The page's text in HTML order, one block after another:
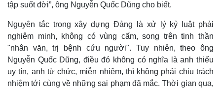
tập suốt đời”, ông Nguyễn Quốc Dũng cho biết.
Nguyên tắc trong xây dựng Đảng là xử lý kỷ luật phải
nghiêm minh, không có vùng cấm, song trên tinh thần
"nhân văn, trị bệnh cứu người". Tuy nhiên, theo ông
Nguyễn Quốc Dũng, điều đó không có nghĩa là anh thiếu
uy tín, anh từ chức, miễn nhiệm, thì không phải chịu trách
nhiệm tới cùng về những sai phạm đã mắc. Thời gian qua,